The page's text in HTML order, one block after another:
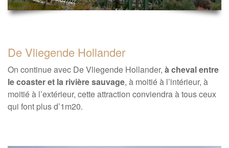
De Vliegende Hollander
On continue avec De Vliegende Hollander, à cheval entre
le coaster et la rivière sauvage, à moitié à l’intérieur, à
moitié à l’extérieur, cette attraction conviendra à tous ceux
qui font plus d’1m20.